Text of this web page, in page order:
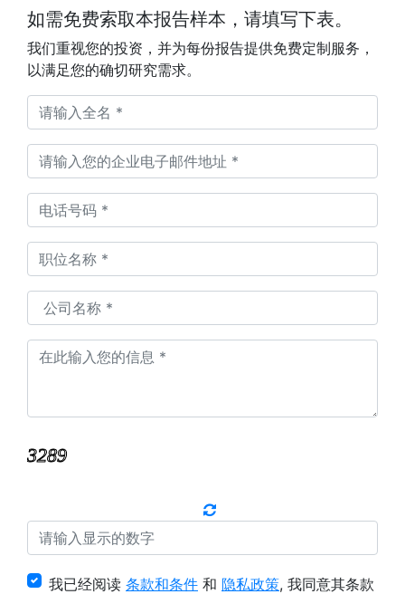
如需免费索取本报告样本，请填写下表。
我们重视您的投资，并为每份报告提供免费定制服务，
以满足您的确切研究需求。
我已经阅读 条款和条件 和 隐私政策, 我同意其条款